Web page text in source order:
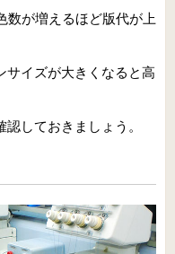
数が増えるほど版代が上
サイズが大きくなると高
しておきましょう。